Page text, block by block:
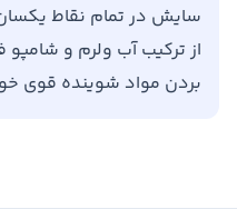
سایش در تمام نقاط
از ترکیب آب ولرم و شامپو
بردن مواد شوینده قوی